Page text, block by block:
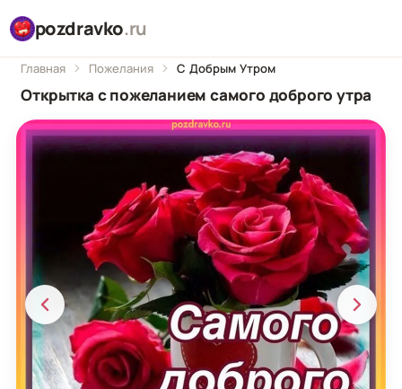
pozdravko.ru
Главная Пожелания С Добрым Утром
Открытка с пожеланием самого доброго утра